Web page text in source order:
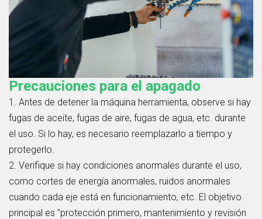
Precauciones para el apagado
1. Antes de detener la máquina herramienta, observe si hay
fugas de aceite, fugas de aire, fugas de agua, etc. durante
el uso. Si lo hay, es necesario reemplazarlo a tiempo y
protegerlo.
2. Verifique si hay condiciones anormales durante el uso,
como cortes de energía anormales, ruidos anormales
cuando cada eje está en funcionamiento, etc. El objetivo
principal es "protección primero, mantenimiento y revisión